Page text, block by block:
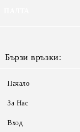
Бързи връзки:
Начало
За Нас
Вход